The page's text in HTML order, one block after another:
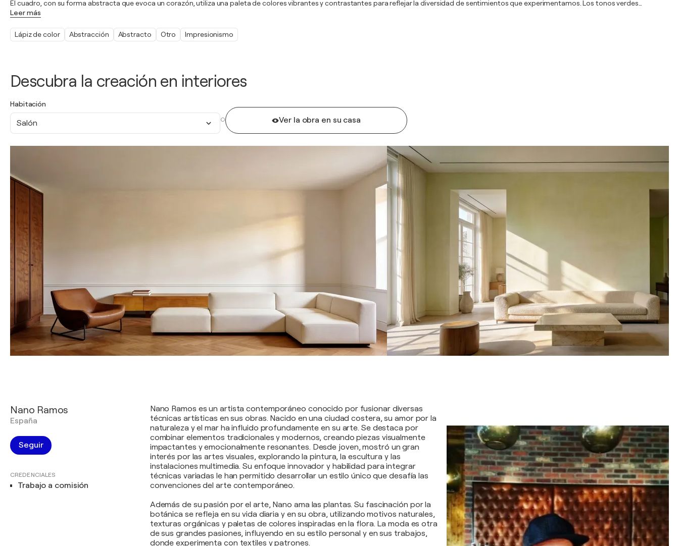
Descubra la creación en interiores
Habitación
Salón O Ver la obra en su casa
El cuadro, con su forma abstracta que evoca un corazón, utiliza una paleta de colores vibrantes y contrastantes para reflejar la diversidad de sentimientos que experimentamos. Los tonos verdes
Leer más
Lápiz de color Abstracción Abstracto Otro Impresionismo
Nano Ramos
España
Seguir
CREDENCIALES
Trabajo a comisión
Nano Ramos es un artista contemporáneo conocido por fusionar diversas
técnicas artísticas en sus obras. Nacido en una ciudad costera, su amor por la
naturaleza y el mar ha influido profundamente en su arte. Se destaca por
combinar elementos tradicionales y modernos, creando piezas visualmente
impactantes y emocionalmente resonantes. Desde joven, mostró un gran
interés por las artes visuales, explorando la pintura, la escultura y las
instalaciones multimedia. Su enfoque innovador y habilidad para integrar
técnicas variadas le han permitido desarrollar un estilo único que desafía las
convenciones del arte contemporáneo.
Además de su pasión por el arte, Nano ama las plantas. Su fascinación por la
botánica se refleja en su vida diaria y en su obra, utilizando motivos naturales,
texturas orgánicas y paletas de colores inspiradas en la flora. La moda es otra
de sus grandes pasiones, influyendo en su estilo personal y en sus trabajos,
donde experimenta con textiles y patrones.